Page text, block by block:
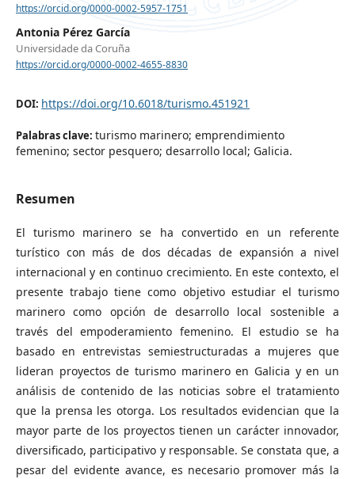
https://orcid.org/0000-0002-5957-1751
Antonia Pérez García
Universidade da Coruña
https://orcid.org/0000-0002-4655-8830
DOI: https://doi.org/10.6018/turismo.451921
Palabras clave: turismo marinero; emprendimiento
femenino; sector pesquero; desarrollo local; Galicia.
Resumen
El turismo marinero se ha convertido en un referente
turístico con más de dos décadas de expansión a nivel
internacional y en continuo crecimiento. En este contexto, el
presente trabajo tiene como objetivo estudiar el turismo
marinero como opción de desarrollo local sostenible a
través del empoderamiento femenino. El estudio se ha
basado en entrevistas semiestructuradas a mujeres que
lideran proyectos de turismo marinero en Galicia y en un
análisis de contenido de las noticias sobre el tratamiento
que la prensa les otorga. Los resultados evidencian que la
mayor parte de los proyectos tienen un carácter innovador,
diversificado, participativo y responsable. Se constata que, a
pesar del evidente avance, es necesario promover más la